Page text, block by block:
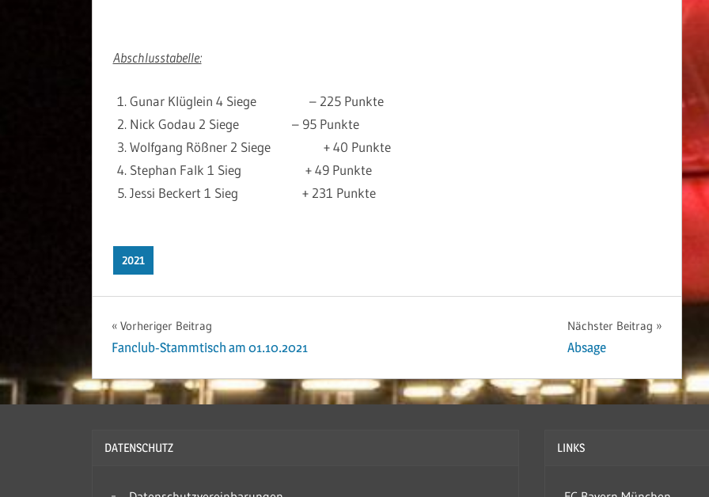
Abschlusstabelle:
Gunar Klüglein 4 Siege – 225 Punkte
Nick Godau 2 Siege – 95 Punkte
Wolfgang Rößner 2 Siege + 40 Punkte
Stephan Falk 1 Sieg + 49 Punkte
Jessi Beckert 1 Sieg + 231 Punkte
2021
Beitrags-
Navigation
Vorheriger Beitrag
Fanclub-Stammtisch am 01.10.2021
Nächster Beitrag
Absage
DATENSCHUTZ LINKS